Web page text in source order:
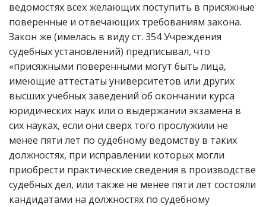
ведомостях всех желающих поступить в присяжные
поверенные и отвечающих требованиям закона.
Закон же (имелась в виду ст. 354 Учреждения
судебных установлений) предписывал, что
«присяжными поверенными могут быть лица,
имеющие аттестаты университетов или других
высших учебных заведений об окончании курса
юридических наук или о выдержании экзамена в
сих науках, если они сверх того прослужили не
менее пяти лет по судебному ведомству в таких
должностях, при исправлении которых могли
приобрести практические сведения в производстве
судебных дел, или также не менее пяти лет состояли
кандидатами на должностях по судебному